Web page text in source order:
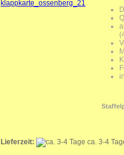
Lieferzeit: ca. 3-4